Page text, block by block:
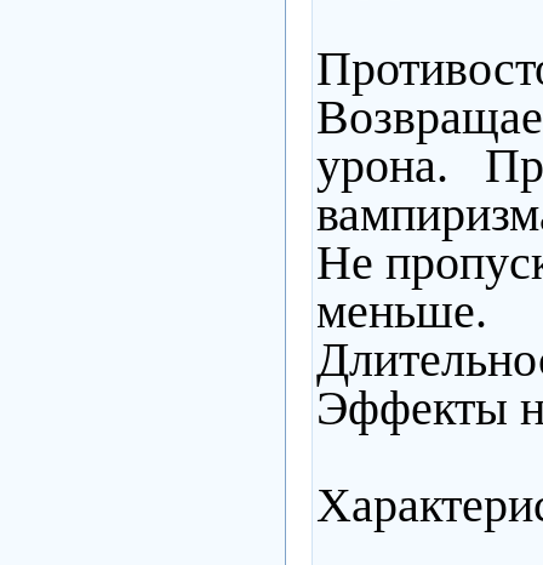
урона.
Не
меньше.
Эффекты